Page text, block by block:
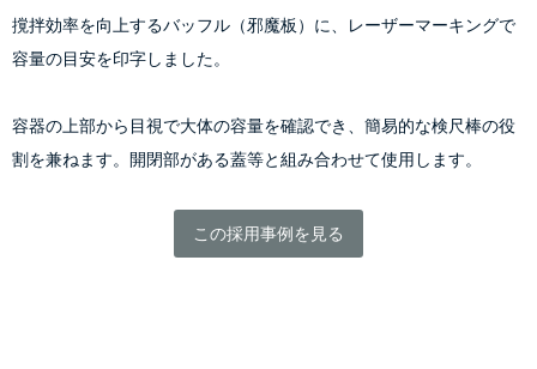
撹拌効率を向上するバッフル（邪魔板）に、レーザーマーキングで
容量の目安を印字しました。
容器の上部から目視で大体の容量を確認でき、簡易的な検尺棒の役
割を兼ねます。開閉部がある蓋等と組み合わせて使用します。
この採用事例を見る